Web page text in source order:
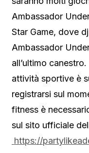
Ambassador
Star Game, dove
Ambassador
all’ultimo
attività sportive è
registrarsi sul
fitness è
sul sito ufficiale
https://